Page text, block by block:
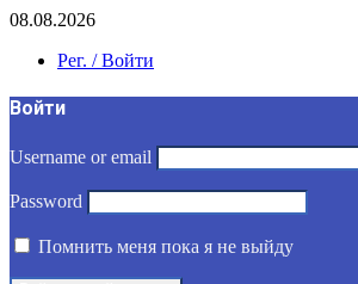
08.08.2026
Рег. / Войти
Войти
Username or email
Password
Помнить меня пока я не выйду